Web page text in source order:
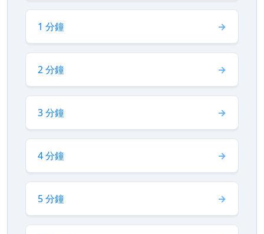
1 分鐘
2 分鐘
3 分鐘
4 分鐘
5 分鐘